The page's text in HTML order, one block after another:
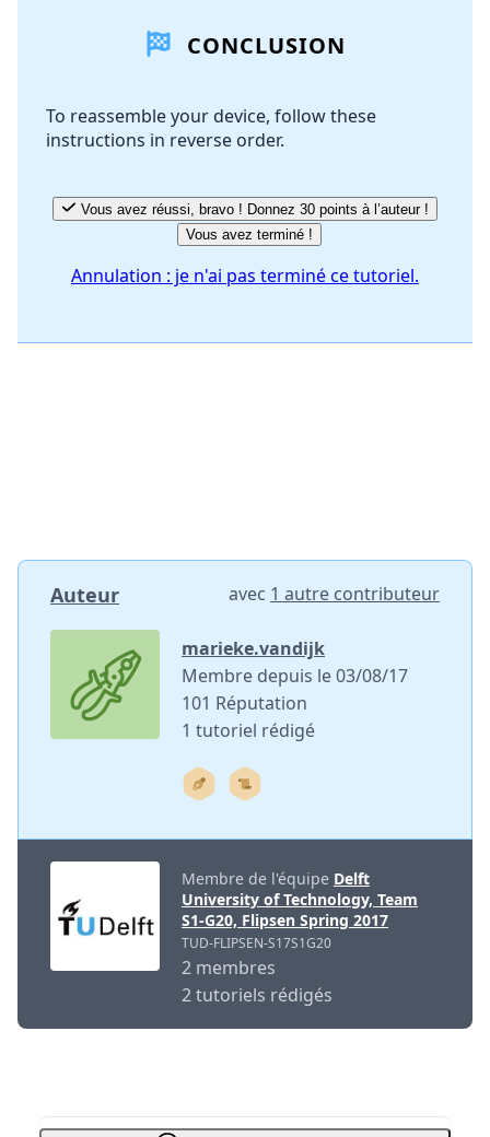
Ajouter un commentaire
Annuler Publier un commentaire
CONCLUSION
To reassemble your device, follow these
instructions in reverse order.
Vous avez réussi, bravo ! Donnez 30 points à l’auteur !
Vous avez terminé !
Annulation : je n'ai pas terminé ce tutoriel.
Auteur avec 1 autre contributeur
marieke.vandijk
Membre depuis le 03/08/17
101 Réputation
1 tutoriel rédigé
Membre de l'équipe Delft
University of Technology, Team
S1-G20, Flipsen Spring 2017
TUD-FLIPSEN-S17S1G20
2 membres
2 tutoriels rédigés